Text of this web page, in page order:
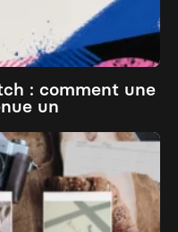
: comment une
un